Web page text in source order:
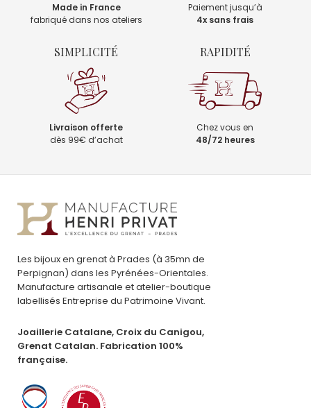
Made in France
fabriqué dans nos ateliers
Paiement jusqu’à
4x sans frais
SIMPLICITÉ
Livraison offerte
dès 99€ d’achat
RAPIDITÉ
Chez vous en
48/72 heures
Les bijoux en grenat à Prades (à 35mn de
Perpignan) dans les Pyrénées-Orientales.
Manufacture artisanale et atelier-boutique
labellisés Entreprise du Patrimoine Vivant.
Joaillerie Catalane, Croix du Canigou,
Grenat Catalan. Fabrication 100%
française.